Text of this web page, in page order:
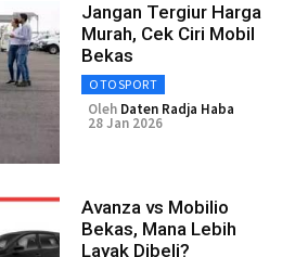
Jangan Tergiur Harga
Murah, Cek Ciri Mobil
Bekas
OTOSPORT
Oleh Daten Radja Haba
28 Jan 2026
Avanza vs Mobilio
Bekas, Mana Lebih
Layak Dibeli?